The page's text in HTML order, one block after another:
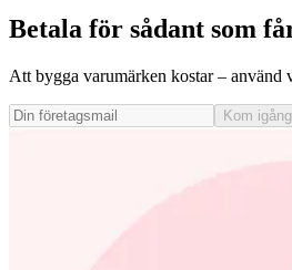
Betala för sådant som
Att bygga varumärken kostar – använd
Kom igång